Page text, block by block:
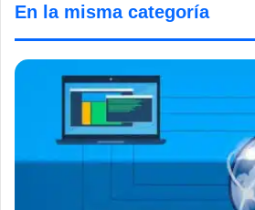
En la misma categoría